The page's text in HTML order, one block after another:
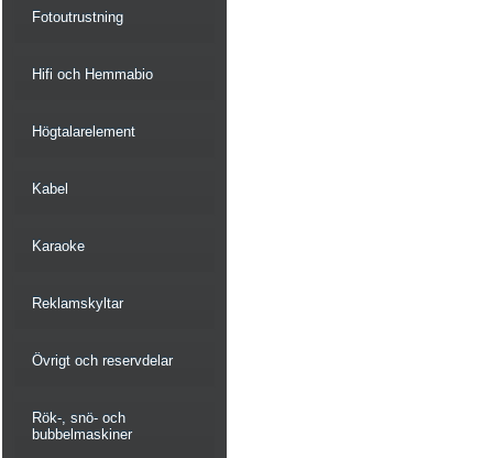
Fotoutrustning
Hifi och Hemmabio
Högtalarelement
Kabel
Karaoke
Reklamskyltar
Övrigt och reservdelar
Rök-, snö- och
bubbelmaskiner